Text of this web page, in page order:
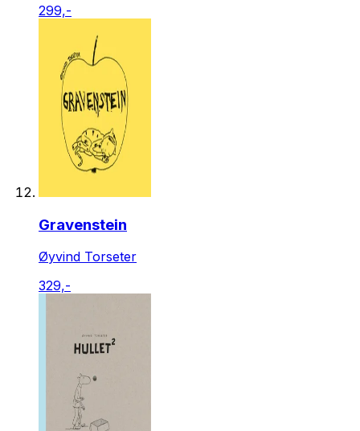
299,-
Gravenstein
Øyvind Torseter
329,-